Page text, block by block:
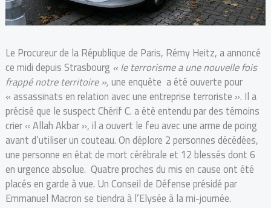
Le Procureur de la République de Paris, Rémy Heitz, a annoncé
ce midi depuis Strasbourg « le terrorisme a une nouvelle fois
frappé notre territoire »,une enquête a été ouverte pour
« assassinats en relation avec une entreprise terroriste ». Il a
précisé que le suspect Chérif C. a été entendu par des témoins
crier « Allah Akbar », il a ouvert le feu avec une arme de poing
avant d’utiliser un couteau. On déplore 2 personnes décédées,
une personne en état de mort cérébrale et 12 blessés dont 6
en urgence absolue. Quatre proches du mis en cause ont été
placés en garde à vue. Un Conseil de Défense présidé par
Emmanuel Macron se tiendra à l’Elysée à la mi-journée.